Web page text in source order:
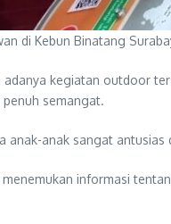
di Kebun Binatang
kegiatan outdoor
semangat.
anak-anak sangat
informasi